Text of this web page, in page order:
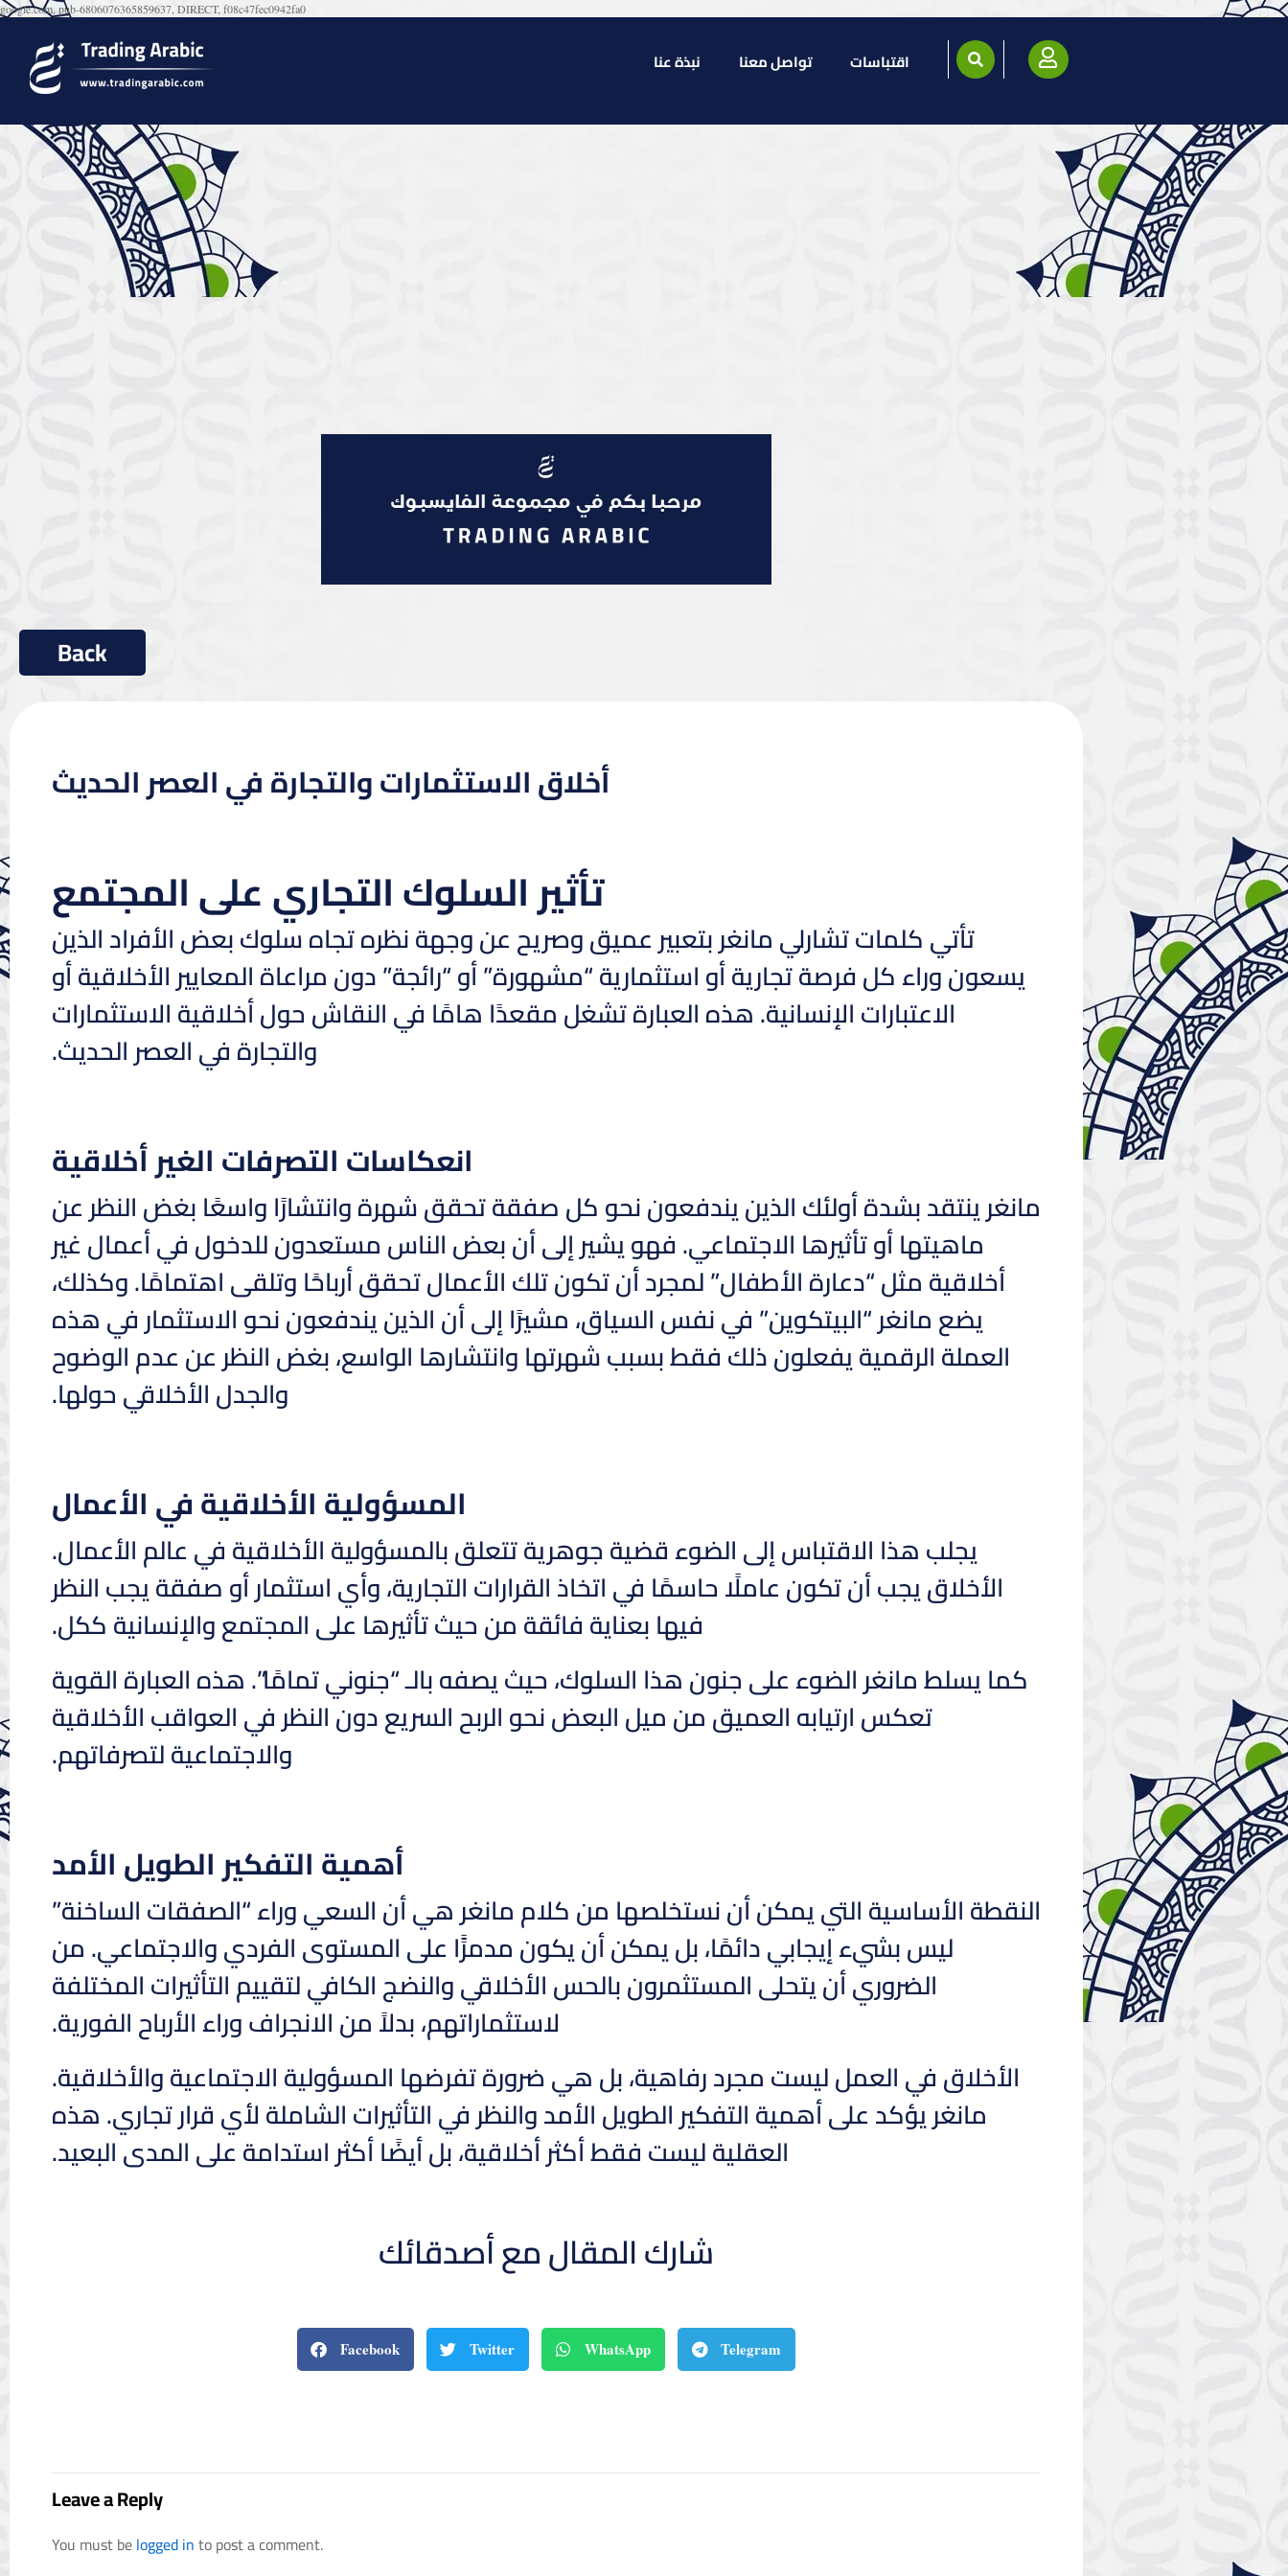
google.com, pub-6806076365859637, DIRECT, f08c47fec0942fa0
نبذة عنا تواصل معنا اقتباسات
أخلاق الاستثمارات والتجارة في العصر الحديث
تأثير السلوك التجاري على المجتمع
تأتي كلمات تشارلي مانغر بتعبير عميق وصريح عن وجهة نظره تجاه سلوك بعض الأفراد الذين
يسعون وراء كل فرصة تجارية أو استثمارية “مشهورة” أو “رائجة” دون مراعاة المعايير الأخلاقية أو
الاعتبارات الإنسانية. هذه العبارة تشغل مقعدًا هامًا في النقاش حول أخلاقية الاستثمارات
والتجارة في العصر الحديث.
انعكاسات التصرفات الغير أخلاقية
مانغر ينتقد بشدة أولئك الذين يندفعون نحو كل صفقة تحقق شهرة وانتشارًا واسعًا بغض النظر عن
ماهيتها أو تأثيرها الاجتماعي. فهو يشير إلى أن بعض الناس مستعدون للدخول في أعمال غير
أخلاقية مثل “دعارة الأطفال” لمجرد أن تكون تلك الأعمال تحقق أرباحًا وتلقى اهتمامًا. وكذلك،
يضع مانغر “البيتكوين” في نفس السياق، مشيرًا إلى أن الذين يندفعون نحو الاستثمار في هذه
العملة الرقمية يفعلون ذلك فقط بسبب شهرتها وانتشارها الواسع، بغض النظر عن عدم الوضوح
والجدل الأخلاقي حولها.
المسؤولية الأخلاقية في الأعمال
يجلب هذا الاقتباس إلى الضوء قضية جوهرية تتعلق بالمسؤولية الأخلاقية في عالم الأعمال.
الأخلاق يجب أن تكون عاملًا حاسمًا في اتخاذ القرارات التجارية، وأي استثمار أو صفقة يجب النظر
فيها بعناية فائقة من حيث تأثيرها على المجتمع والإنسانية ككل.
كما يسلط مانغر الضوء على جنون هذا السلوك، حيث يصفه بالـ “جنوني تمامًا”. هذه العبارة القوية
تعكس ارتيابه العميق من ميل البعض نحو الربح السريع دون النظر في العواقب الأخلاقية
والاجتماعية لتصرفاتهم.
أهمية التفكير الطويل الأمد
النقطة الأساسية التي يمكن أن نستخلصها من كلام مانغر هي أن السعي وراء “الصفقات الساخنة”
ليس بشيء إيجابي دائمًا، بل يمكن أن يكون مدمرًًا على المستوى الفردي والاجتماعي. من
الضروري أن يتحلى المستثمرون بالحس الأخلاقي والنضج الكافي لتقييم التأثيرات المختلفة
لاستثماراتهم، بدلاً من الانجراف وراء الأرباح الفورية.
الأخلاق في العمل ليست مجرد رفاهية، بل هي ضرورة تفرضها المسؤولية الاجتماعية والأخلاقية.
مانغر يؤكد على أهمية التفكير الطويل الأمد والنظر في التأثيرات الشاملة لأي قرار تجاري. هذه
العقلية ليست فقط أكثر أخلاقية، بل أيضًا أكثر استدامة على المدى البعيد.
شارك المقال مع أصدقائك
Facebook Twitter WhatsApp Telegram
Leave a Reply
You must belogged into post a comment.